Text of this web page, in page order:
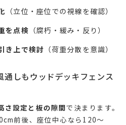
（立位・座位での視線を確認）
を点検 （腐朽・緩み・反り）
き上で検討 （荷重分散を意識）
通しもウッドデッキフェンス
さ設定と板の隙間で決まります。
前後、座位中心なら120〜